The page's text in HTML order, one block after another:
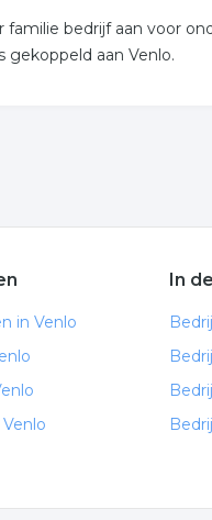
bedrijf aan voor
aan Venlo.
in Venlo
In